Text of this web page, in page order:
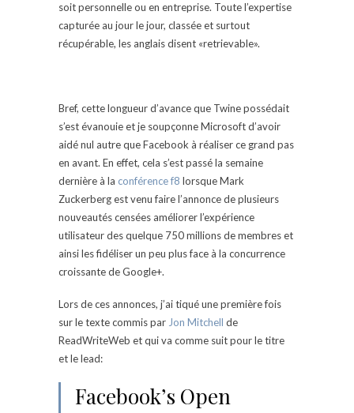
soit personnelle ou en entreprise. Toute l’expertise
capturée au jour le jour, classée et surtout
récupérable, les anglais disent «retrievable».
Bref, cette longueur d’avance que Twine possédait
s’est évanouie et je soupçonne Microsoft d’avoir
aidé nul autre que Facebook à réaliser ce grand pas
en avant. En effet, cela s’est passé la semaine
dernière à la conférence f8 lorsque Mark
Zuckerberg est venu faire l’annonce de plusieurs
nouveautés censées améliorer l’expérience
utilisateur des quelque 750 millions de membres et
ainsi les fidéliser un peu plus face à la concurrence
croissante de Google+.
Lors de ces annonces, j’ai tiqué une première fois
sur le texte commis par Jon Mitchell de
ReadWriteWeb et qui va comme suit pour le titre
et le lead:
Facebook’s Open